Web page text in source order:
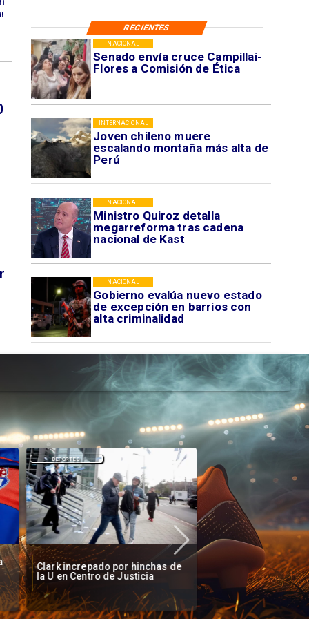
Senado envía cruce Campillai-
Flores a Comisión de Ética
NACIONAL
Joven chileno muere
escalando montaña más alta de
Perú
INTERNACIONAL
Ministro Quiroz detalla
megarreforma tras cadena
nacional de Kast
NACIONAL
Gobierno evalúa nuevo estado
de excepción en barrios con
alta criminalidad
NACIONAL
RECIENTES
Clark increpado por hinchas de
la U en Centro de Justicia
DEPORTES
Vozinha firma
Colo Colo como